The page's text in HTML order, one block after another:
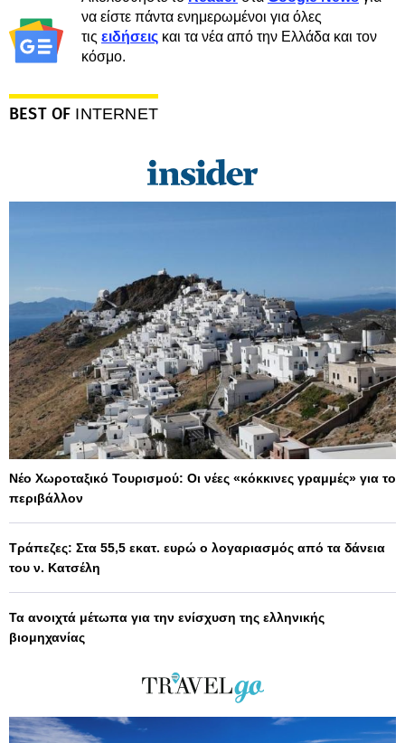
να είστε πάντα ενημερωμένοι για όλες
τις ειδήσεις και τα νέα από την Ελλάδα και τον
κόσμο.
BEST OF INTERNET
Νέο Χωροταξικό Τουρισμού: Οι νέες «κόκκινες γραμμές» για το
περιβάλλον
Τράπεζες: Στα 55,5 εκατ. ευρώ ο λογαριασμός από τα δάνεια
του ν. Κατσέλη
Τα ανοιχτά μέτωπα για την ενίσχυση της ελληνικής
βιομηχανίας